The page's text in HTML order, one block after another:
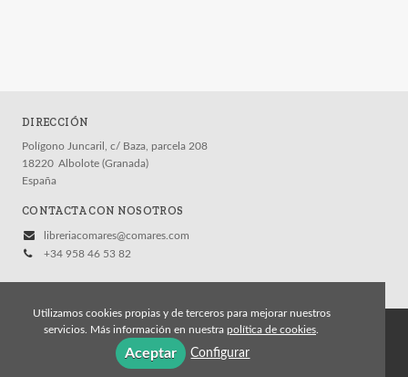
DIRECCIÓN
Polígono Juncaril, c/ Baza, parcela 208
18220 Albolote (Granada)
España
CONTACTA CON NOSOTROS
libreriacomares@comares.com
+34 958 46 53 82
© 2026, Editorial Comares
Política de cookies
Política de privacidad
Utilizamos cookies propias y de terceros para mejorar nuestros
servicios. Más información en nuestra política de cookies
Aceptar Configurar